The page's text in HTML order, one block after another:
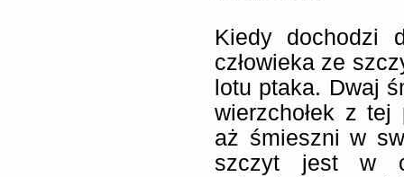
Kiedy dochodzi
człowieka ze
lotu ptaka. Dwaj
wierzchołek z
aż śmieszni w
szczyt jest w